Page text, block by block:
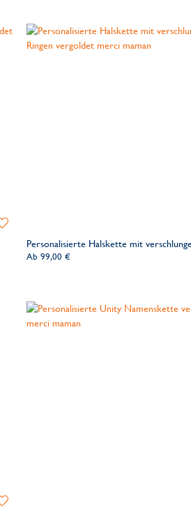
hinzufügenPersonalisierte Halskette mit
Ab 99,00 €